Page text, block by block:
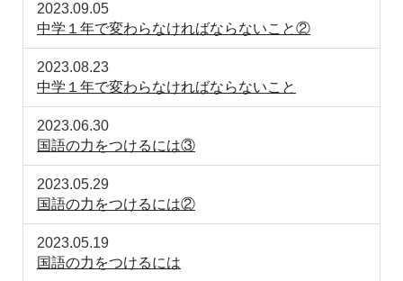
2023.09.05
中学１年で変わらなければならないこと②
2023.08.23
中学１年で変わらなければならないこと
2023.06.30
国語の力をつけるには③
2023.05.29
国語の力をつけるには②
2023.05.19
国語の力をつけるには